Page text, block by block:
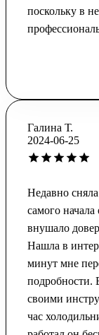
поскольку в
Галина Т.
2024-06-25
Недавно
самого
внушало
Нашла в
минут мне
подробности.
своими
час